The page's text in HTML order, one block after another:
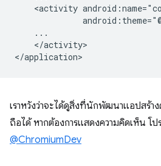
<activity
</activity>
เราหวังว่าจะได้ดูสิ่งที่นักพัฒนาแอปสร้า
ถือได้ หากต้องการแสดงความคิดเห็น โป
@ChromiumDev